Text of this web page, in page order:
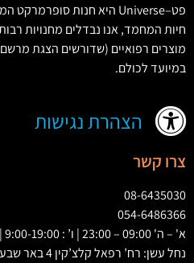
פט–
Universe היא חנות סופרמרקט
חיות המחמד,אנו נבדלים מחנויות
מוצרים רפואיים (שדורשים הצגת מרשם
במיועד לכולם.
הצהרת נגישות
צרו קשר
08-6435030
054-6486366
א' – ה' 09:00 – 23:00 | ו’ : 9:00-19:00 | שבת 16:00-23:00
נחל עשן: רח’ רפאל קלצ’קין 4 באר שבע